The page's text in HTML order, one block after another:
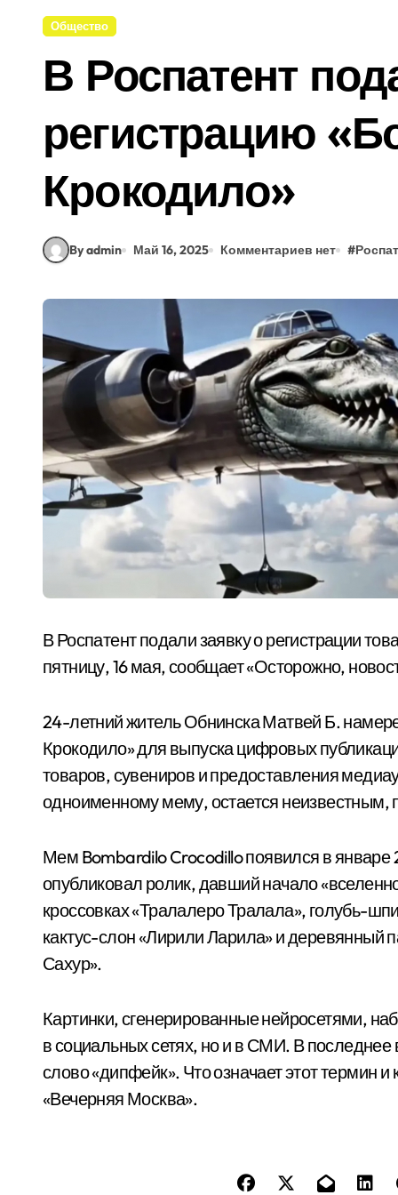
Общество
В Роспатент
регистрацию
Крокодило»
By admin Май 16, 2025 Комментариев нет #
В Роспатент подали заявку о регистрации
пятницу, 16 мая, сообщает «Осторожно,
24-летний житель Обнинска Матвей Б.
Крокодило» для выпуска цифровых
товаров, сувениров и предоставления
одноименному мему, остается неизвестным,
Мем Bombardilo Crocodillo появился в январе
опубликовал ролик, давший начало
кроссовках «Тралалеро Тралала», голубь-
кактус-слон «Лирили Ларила» и деревянный
Сахур».
Картинки, сгенерированные нейросетями,
в социальных сетях, но и в СМИ. В последнее
слово «дипфейк». Что означает этот термин
«Вечерняя Москва».